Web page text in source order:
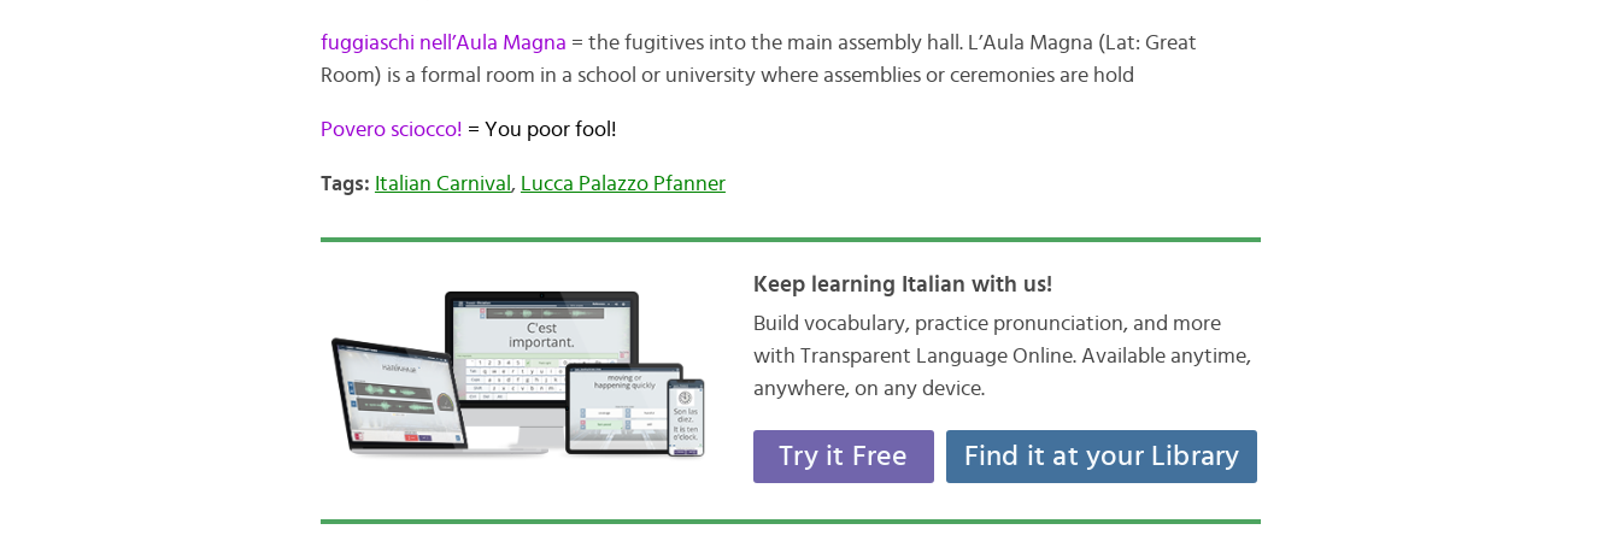
fuggiaschi nell’Aula Magna = the fugitives into the main assembly hall. L’Aula Magna (Lat: Great
Room) is a formal room in a school or university where assemblies or ceremonies are hold
Povero sciocco! = You poor fool!
Tags: Italian Carnival , Lucca Palazzo Pfanner
Keep learning Italian with us!
Build vocabulary, practice pronunciation, and more
with Transparent Language Online. Available anytime,
anywhere, on any device.
Try it Free Find it at your Library